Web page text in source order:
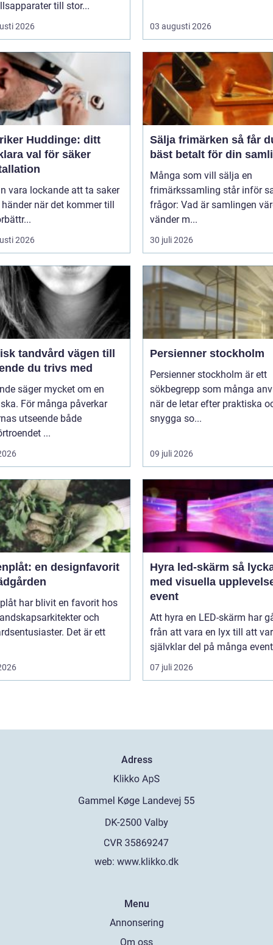
till stor...
2026 03 augusti 2026
Huddinge: ditt
val för säker
vara lockande att ta saker
när det kommer till
2026
Sälja frimärken så får du
bäst betalt för din
Många som vill sälja en
frimärkssamling står inför
frågor: Vad är samlingen
vänder m...
30 juli 2026
vägen till
du trivs med
säger mycket om en
För många påverkar
utseende både
...
Persienner stockholm
Persienner stockholm är ett
sökbegrepp som många
när de letar efter praktiska
snygga so...
09 juli 2026
en designfavorit
har blivit en favorit hos
och
Det är ett
Hyra led-skärm så lyckas du
med visuella
event
Att hyra en LED-skärm har
från att vara en lyx till att
självklar del på många
07 juli 2026
Adress
web: www.klikko.dk
Menu
Annonsering
Om oss